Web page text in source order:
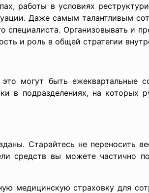
работы в условиях
Даже самым талантливым
специалиста. Организовывать и
и роль в общей стратегии
могут быть ежеквартальные
в подразделениях, на которых
Старайтесь не переносить
средств вы можете частично
медицинскую страховку для